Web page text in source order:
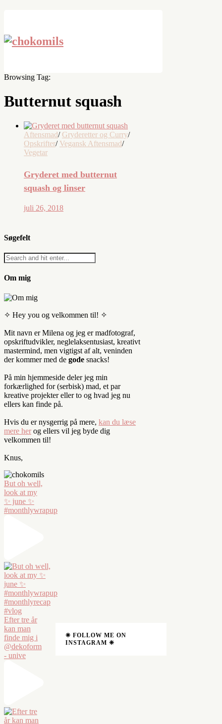
Browsing Tag:
Butternut squash
Aftensmad/ Gryderetter og Curry/
Opskrifter/ Vegansk Aftensmad/
Vegetar
Gryderet med butternut
squash og linser
juli 26, 2018
Søgefelt
Om mig
✧ Hey you og velkommen til! ✧
Mit navn er Milena og jeg er madfotograf,
opskriftudvikler, neglelaksentusiast, kreativt
mastermind, men vigtigst af alt, veninden
der kommer med de gode snacks!
På min hjemmeside deler jeg min
forkærlighed for (serbisk) mad, et par
kreative projekter eller to og hvad jeg nu
ellers kan finde på.
Hvis du er nysgerrig på mere, kan du læse
mere her og ellers vil jeg byde dig
velkommen til!
Knus,
❈ FOLLOW ME ON
INSTAGRAM ❈
But oh well,
look at my
✨ june ✨
#monthlywrapup
Efter tre år
kan man
finde mig i
@dekoform
- unive